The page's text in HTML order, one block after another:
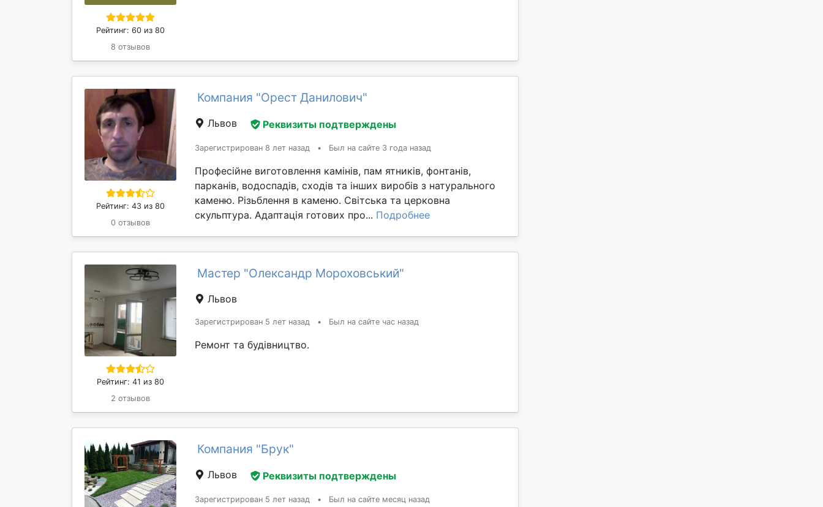
Рейтинг: 60 из 80
8 отзывов
Рейтинг: 43 из 80
0 отзывов
Компания "Орест Данилович"
Львов Реквизиты подтверждены
Зарегистрирован 8 лет назад • Был на сайте 3 года назад
Професійне виготовлення камінів, пам ятників, фонтанів,
парканів, водоспадів, сходів та інших виробів з натурального
каменю. Різьблення в каменю. Світська та церковна
скульптура. Адаптація готових про... Подробнее
Рейтинг: 41 из 80
2 отзывов
Мастер "Олександр Мороховський"
Львов
Зарегистрирован 5 лет назад • Был на сайте час назад
Ремонт та будівництво.
Компания "Брук"
Львов Реквизиты подтверждены
Зарегистрирован 5 лет назад • Был на сайте месяц назад